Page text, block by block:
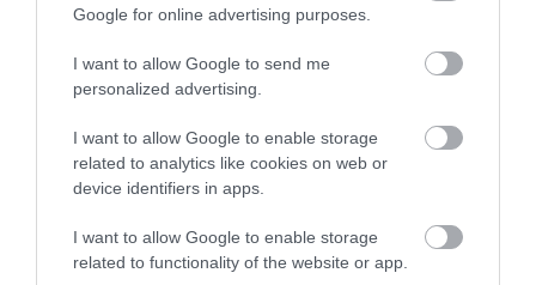
Google for online advertising purposes.
I want to allow Google to send me
personalized advertising.
I want to allow Google to enable storage
related to analytics like cookies on web or
device identifiers in apps.
I want to allow Google to enable storage
related to functionality of the website or app.
MENETE
VADDISZNÓK FALTÁK FEL A LENGYELORSZÁGBÓL ÉRKEZETT,
JELADÓS FEKETE GÓLYÁT